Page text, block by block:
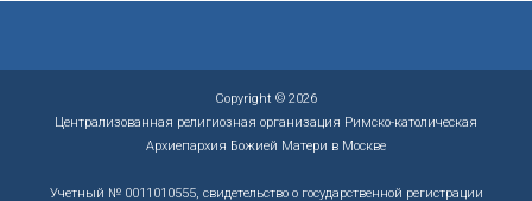
Copyright © 2026
Централизованная религиозная организация Римско-католическая
Архиепархия Божией Матери в Москве
Учетный № 0011010555, свидетельство о государственной регистрации